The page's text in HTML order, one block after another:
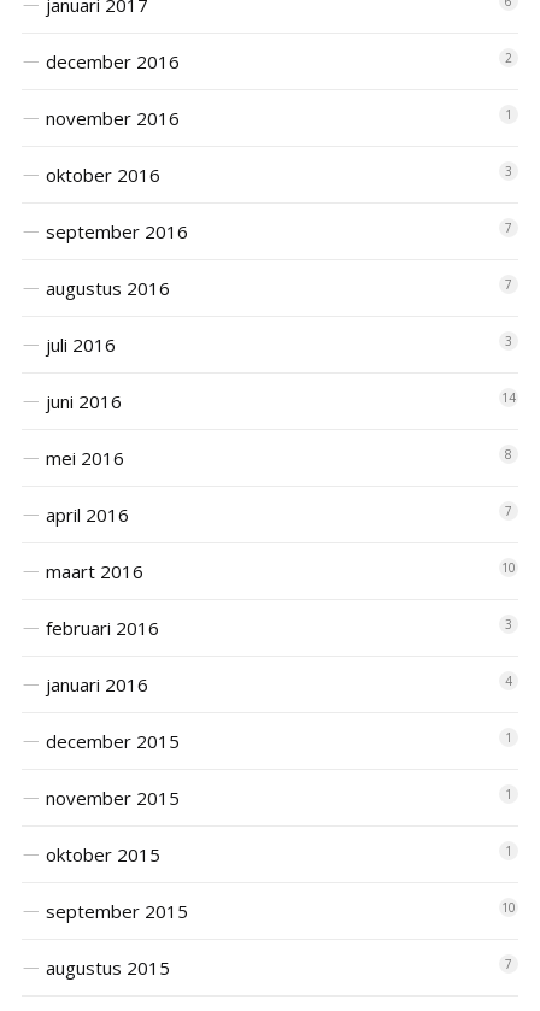
januari 2017
december 2016 2
november 2016 1
oktober 2016 3
september 2016 7
augustus 2016 7
juli 2016 3
juni 2016 14
mei 2016 8
april 2016 7
maart 2016 10
februari 2016 3
januari 2016 4
december 2015 1
november 2015 1
oktober 2015 1
september 2015 10
augustus 2015 7